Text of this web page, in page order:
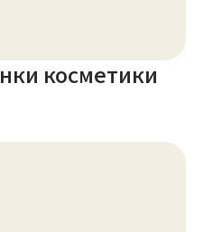
косметики